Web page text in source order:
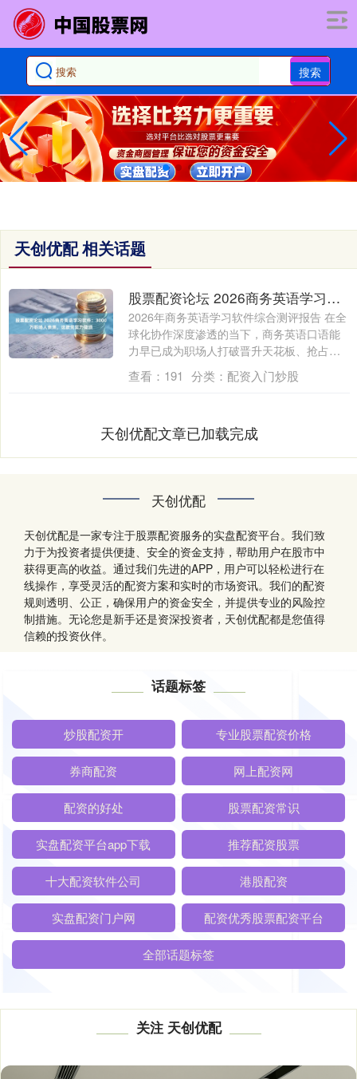
搜索
天创优配 相关话题
股票配资论坛 2026商务英语学习软件：3000万职场人亲测，这款凭实力登顶
2026年商务英语学习软件综合测评报告 在全
球化协作深度渗透的当下，商务英语口语能
力早已成为职场人打破晋升天花板、抢占
核....
查看： 191 分类： 配资入门炒股
天创优配文章已加载完成
天创优配
天创优配是一家专注于股票配资服务的实盘配资平台。我们致
力于为投资者提供便捷、安全的资金支持，帮助用户在股市中
获得更高的收益。通过我们先进的APP，用户可以轻松进行在
线操作，享受灵活的配资方案和实时的市场资讯。我们的配资
规则透明、公正，确保用户的资金安全，并提供专业的风险控
制措施。无论您是新手还是资深投资者，天创优配都是您值得
信赖的投资伙伴。
话题标签
炒股配资开 专业股票配资价格
券商配资 网上配资网
配资的好处 股票配资常识
实盘配资平台app下载 推荐配资股票
十大配资软件公司 港股配资
实盘配资门户网 配资优秀股票配资平台
全部话题标签
关注 天创优配